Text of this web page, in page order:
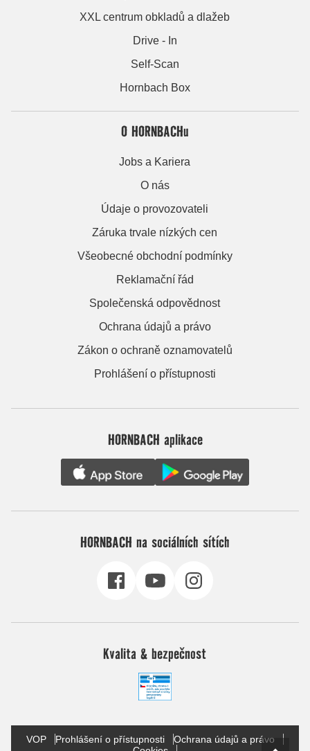
XXL centrum obkladů a dlažeb
Drive - In
Self-Scan
Hornbach Box
O HORNBACHu
Jobs a Kariera
O nás
Údaje o provozovateli
Záruka trvale nízkých cen
Všeobecné obchodní podmínky
Reklamační řád
Společenská odpovědnost
Ochrana údajů a právo
Zákon o ochraně oznamovatelů
Prohlášení o přístupnosti
HORNBACH aplikace
HORNBACH na sociálních sítích
Kvalita & bezpečnost
VOP Prohlášení o přístupnosti
Ochrana údajů a právo